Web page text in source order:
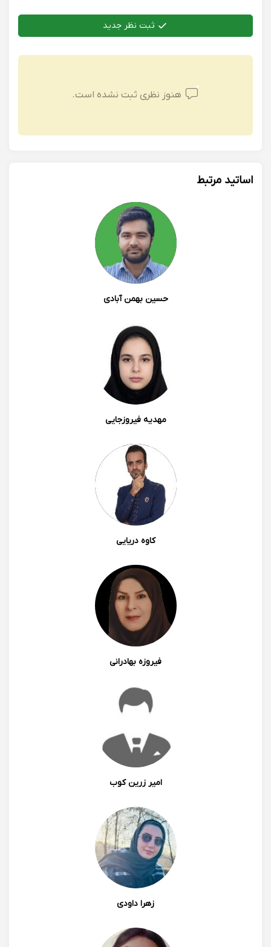
ثبت نظر جدید
هنوز نظری ثبت نشده است.
اساتید مرتبط
حسین بهمن آبادی
مهدیه فیروزجایی
کاوه دریایی
فیروزه بهادرانی
امیر زرین کوب
زهرا داودی